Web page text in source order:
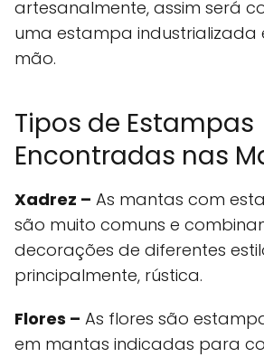
artesanalmente, assim será
uma estampa industrializada
mão.
Tipos de Estampas
Encontradas nas
Xadrez – As mantas com
são muito comuns e
decorações de diferentes
principalmente, rústica.
Flores – As flores são
em mantas indicadas para